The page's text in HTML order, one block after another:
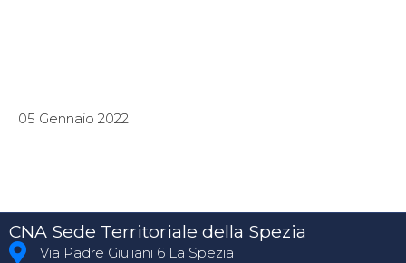
05 Gennaio 2022
CNA Sede Territoriale della Spezia
Via Padre Giuliani 6 La Spezia